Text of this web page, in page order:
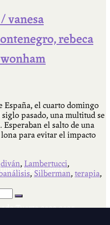
2022-2025
Tuerto 2022-2025
vanesa
rebeca
España, el cuarto domingo
pasado, una multitud se
el salto de una
para evitar el impacto
diván, Lambertucci,
, Silberman, terapia,